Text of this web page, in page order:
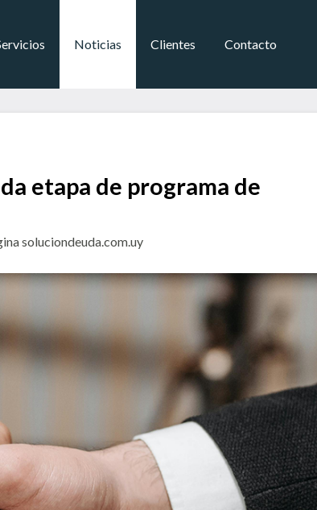
Noticias Clientes Contacto
etapa de programa de
soluciondeuda.com.uy